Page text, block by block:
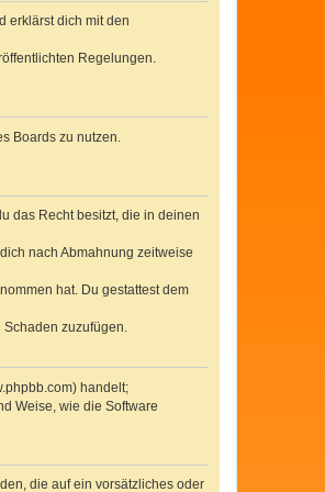
erklärst dich mit den
Regelungen.
Boards zu nutzen.
das Recht besitzt, die in deinen
nach Abmahnung zeitweise
hat. Du gestattest dem
zuzufügen.
handelt;
Weise, wie die Software
die auf ein vorsätzliches oder